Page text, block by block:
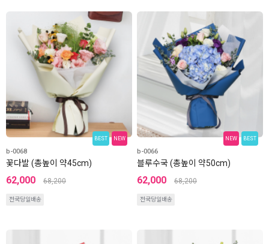
BEST NEW
b-0068
꽃다발 (총높이 약45cm)
62,000 68,200
전국당일배송
NEW BEST
b-0066
블루수국 (총높이 약50cm)
62,000 68,200
전국당일배송